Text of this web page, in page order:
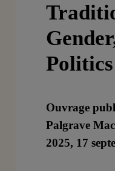
Politics
Ouvrage
Palgrave
2025, 17